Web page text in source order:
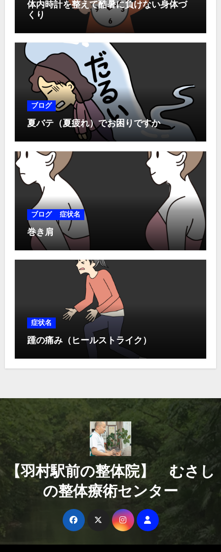
体内時計を整えて酷暑に負けない身体づ
くり
ブログ
夏バテ（夏疲れ）でお困りですか
ブログ 症状名
巻き肩
症状名
踵の痛み（ヒールストライク）
【羽村駅前の整体院】 むさし
の整体療術センター